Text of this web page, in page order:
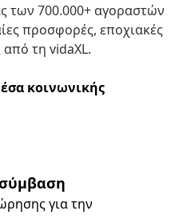
των 700.000+ αγοραστών
προσφορές, εποχιακές
από τη vidaXL.
κοινωνικής
για την